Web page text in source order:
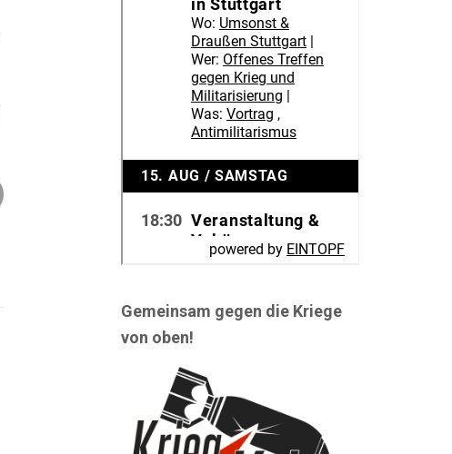
Gemeinsam gegen die Kriege
von oben!